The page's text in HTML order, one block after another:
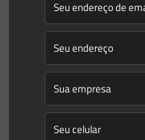
Novidades | Âmbito
Paulo
PORTARIA Nº 4/2021 Determina
licenciamento ambiental de
não industriais; e dá outras